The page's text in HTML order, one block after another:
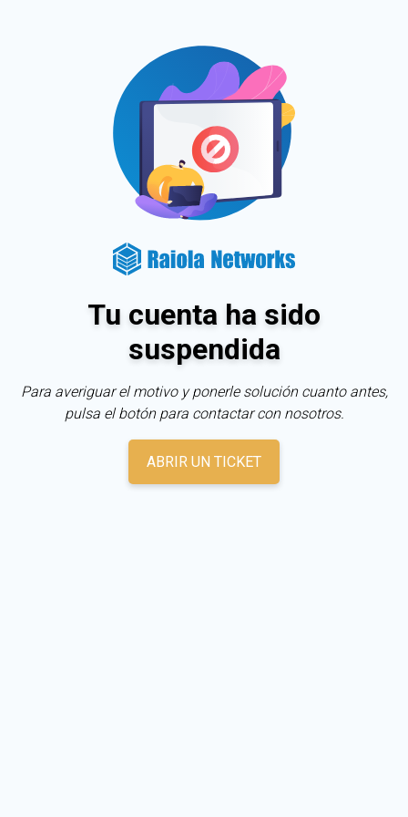
Tu cuenta ha sido
suspendida
Para averiguar el motivo y ponerle solución cuanto antes,
pulsa el botón para contactar con nosotros.
ABRIR UN TICKET